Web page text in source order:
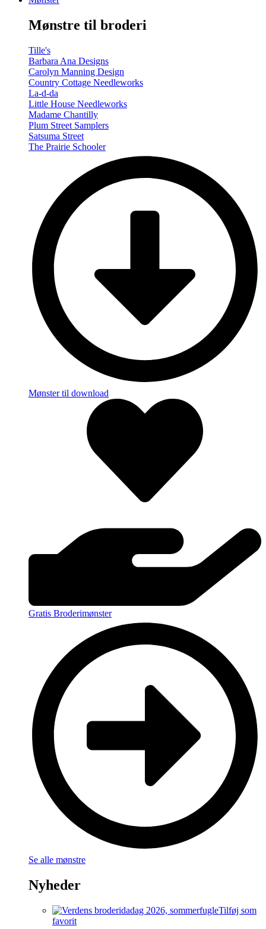
(Volume
Mønstre til broderi
Tille's
Barbara Ana Designs
Carolyn Manning Design
Country Cottage Needleworks
La-d-da
Little House Needleworks
Madame Chantilly
Plum Street Samplers
Satsuma Street
The Prairie Schooler
Mønster til download
Gratis Broderimønster
Se alle mønstre
Nyheder
Tilføj som
favorit